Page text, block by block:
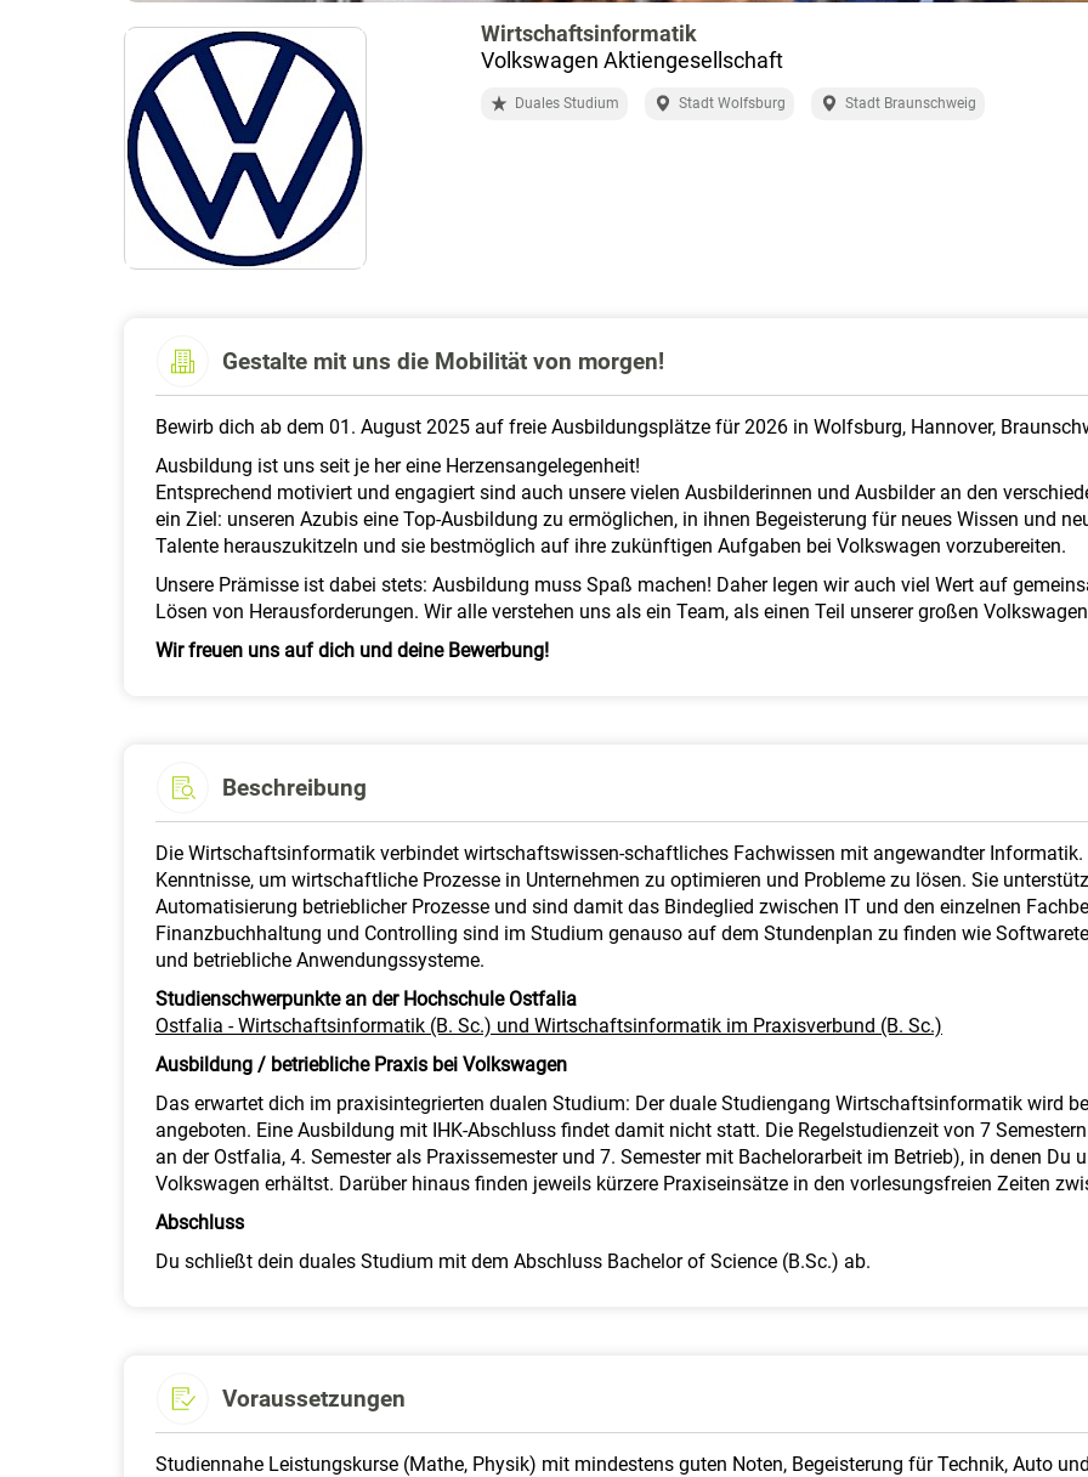
Wirtschaftsinformatik
Volkswagen Aktiengesellschaft
Duales Studium Stadt Wolfsburg Stadt Braunschweig
Gestalte mit uns die Mobilität von morgen!
Bewirb dich ab dem 01. August 2025 auf freie Ausbildungsplätze für 2026 in Wolfsburg, Hannover,
Ausbildung ist uns seit je her eine Herzensangelegenheit!
Entsprechend motiviert und engagiert sind auch unsere vielen Ausbilderinnen und Ausbilder an den
ein Ziel: unseren Azubis eine Top-Ausbildung zu ermöglichen, in ihnen Begeisterung für neues Wissen und
Talente herauszukitzeln und sie bestmöglich auf ihre zukünftigen Aufgaben bei Volkswagen vorzubereiten.
Unsere Prämisse ist dabei stets: Ausbildung muss Spaß machen! Daher legen wir auch viel Wert auf
Lösen von Herausforderungen. Wir alle verstehen uns als ein Team, als einen Teil unserer großen
Wir freuen uns auf dich und deine Bewerbung!
Beschreibung
Die Wirtschaftsinformatik verbindet wirtschaftswissen-schaftliches Fachwissen mit angewandter
Kenntnisse, um wirtschaftliche Prozesse in Unternehmen zu optimieren und Probleme zu lösen. Sie
Automatisierung betrieblicher Prozesse und sind damit das Bindeglied zwischen IT und den einzelnen
Finanzbuchhaltung und Controlling sind im Studium genauso auf dem Stundenplan zu finden wie
und betriebliche Anwendungssysteme.
Studienschwerpunkte an der Hochschule Ostfalia
Ostfalia - Wirtschaftsinformatik (B. Sc.) und Wirtschaftsinformatik im Praxisverbund (B. Sc.)
Ausbildung / betriebliche Praxis bei Volkswagen
Das erwartet dich im praxisintegrierten dualen Studium: Der duale Studiengang Wirtschaftsinformatik wird
angeboten. Eine Ausbildung mit IHK-Abschluss findet damit nicht statt. Die Regelstudienzeit von 7
an der Ostfalia, 4. Semester als Praxissemester und 7. Semester mit Bachelorarbeit im Betrieb), in denen
Volkswagen erhältst. Darüber hinaus finden jeweils kürzere Praxiseinsätze in den vorlesungsfreien Zeiten
Abschluss
Du schließt dein duales Studium mit dem Abschluss Bachelor of Science (B.Sc.) ab.
Voraussetzungen
Studiennahe Leistungskurse (Mathe, Physik) mit mindestens guten Noten, Begeisterung für Technik, Auto